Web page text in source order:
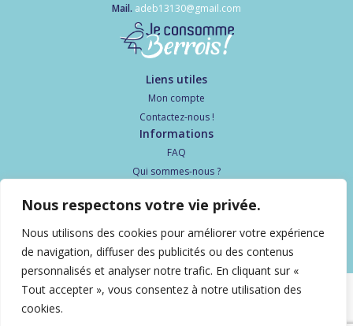
Nous respectons votre vie privée.
Nous utilisons des cookies pour améliorer votre expérience
de navigation, diffuser des publicités ou des contenus
personnalisés et analyser notre trafic. En cliquant sur «
Tout accepter », vous consentez à notre utilisation des
cookies.
Mail. adeb13130@gmail.com
Liens utiles
Mon compte
Contactez-nous !
Informations
FAQ
Qui sommes-nous ?
Suivez-nous